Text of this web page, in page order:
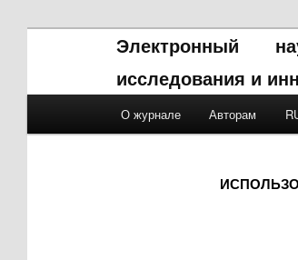
Электронный
исследования и
Skip to primary content
Skip to secondary content
О журнале Авторам